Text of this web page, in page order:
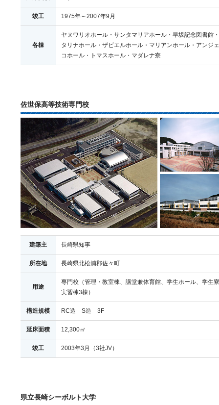
竣工 1975年～2007年9月
各棟
ヤヌワリオホール・サンタマリアホール・早坂記念図書館
タリナホール・ザビエルホール・マリアンホール・アンジ
コホール・トマスホール・マダレナ寮
佐世保高等技術専門校
建築主 長崎県知事
所在地 長崎県北松浦郡佐々町
用途
専門校（管理・教室棟、講堂兼体育館、学生ホール、学生
実習棟3棟）
構造規模 RC造 S造 3F
延床面積 12,300㎡
竣工 2003年3月（3社JV）
県立長崎シーボルト大学